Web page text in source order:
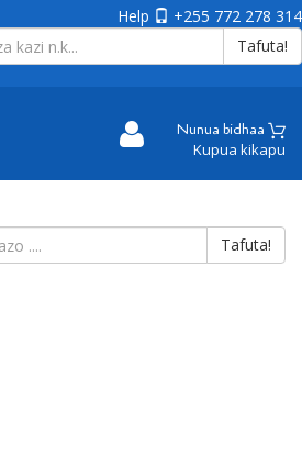
Help +255 772 278 314
Tafuta!
Nunua bidhaa
Kupua kikapu
Tafuta!